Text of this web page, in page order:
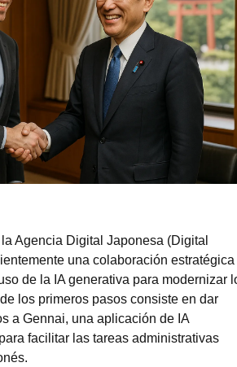
Agencia Digital Japonesa (Digital
una colaboración estratégica
de la IA generativa para modernizar
los primeros pasos consiste en dar
a Gennai, una aplicación de IA
facilitar las tareas administrativas